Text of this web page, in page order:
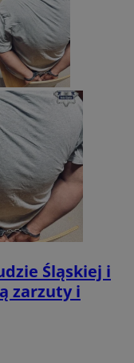
Śląskiej i
zarzuty i